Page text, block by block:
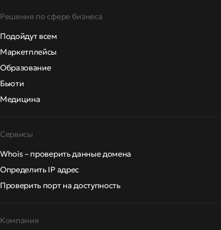
Решения по сфере бизнеса
Подойдут всем
Маркетплейсы
Образование
Бьюти
Медицина
Сервисы
Whois – проверить данные домена
Определить IP адрес
Проверить порт на доступность
Компания